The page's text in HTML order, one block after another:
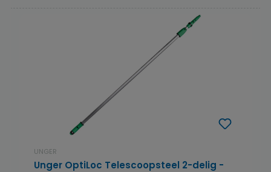
UNGER
Unger OptiLoc Telescoopsteel 2-delig -